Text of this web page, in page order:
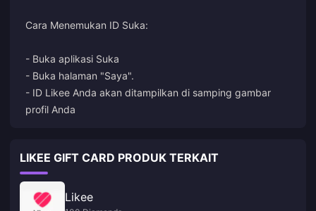
Cara Menemukan ID Suka:
- Buka aplikasi Suka
- Buka halaman "Saya".
- ID Likee Anda akan ditampilkan di samping gambar
profil Anda
LIKEE GIFT CARD PRODUK TERKAIT
Likee